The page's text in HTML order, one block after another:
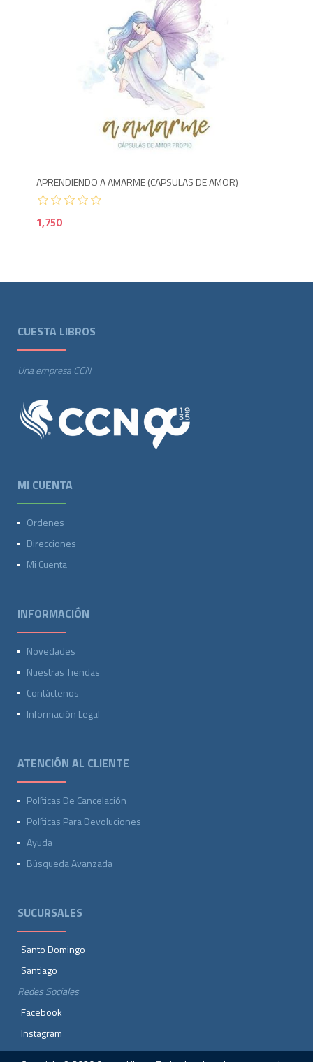
APRENDIENDO A AMARME (CAPSULAS DE AMOR)
1,750
CUESTA LIBROS
Una empresa CCN
MI CUENTA
Ordenes
Direcciones
Mi Cuenta
INFORMACIÓN
Novedades
Nuestras Tiendas
Contáctenos
Información Legal
ATENCIÓN AL CLIENTE
Políticas De Cancelación
Políticas Para Devoluciones
Ayuda
Búsqueda Avanzada
SUCURSALES
Santo Domingo
Santiago
Redes Sociales
Facebook
Instagram